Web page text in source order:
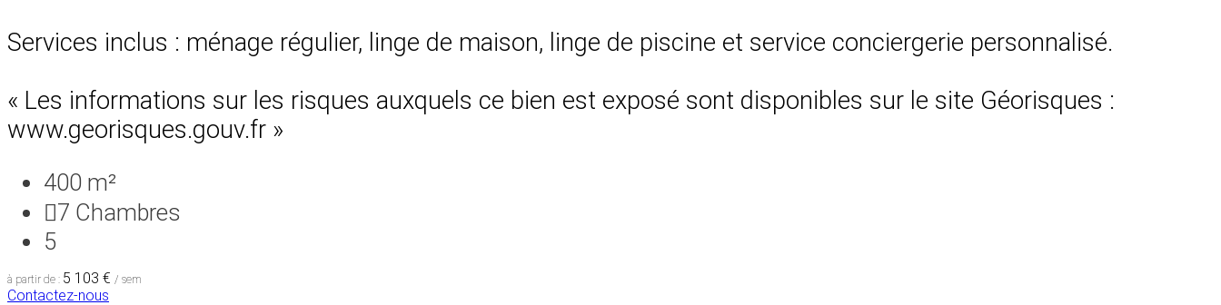
Services inclus : ménage régulier, linge de maison, linge de piscine et service conciergerie personnalisé.
« Les informations sur les risques auxquels ce bien est exposé sont disponibles sur le site Géorisques :
www.georisques.gouv.fr »
400 m²
7 Chambres
5
à partir de : 5 103 € / sem
Contactez-nous